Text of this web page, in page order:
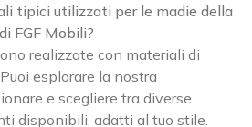
tipici utilizzati per le madie della
FGF Mobili?
realizzate con materiali di
esplorare la nostra
e scegliere tra diverse
disponibili, adatti al tuo stile.